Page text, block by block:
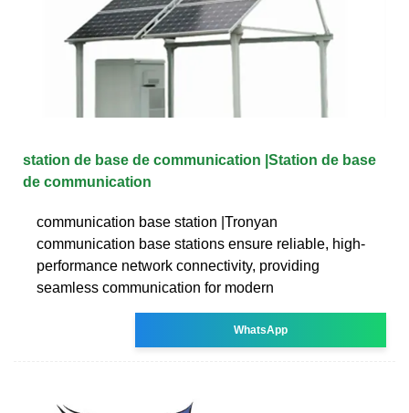
station de base de communication |Station de base
de communication
communication base station |Tronyan
communication base stations ensure reliable, high-
performance network connectivity, providing
seamless communication for modern
WhatsApp